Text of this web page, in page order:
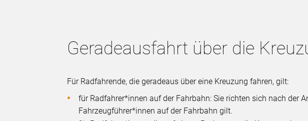
Geradeausfahrt über die
Für Radfahrende, die geradeaus über eine Kreuzung fahren, gilt:
für Radfahrer*innen auf der Fahrbahn: Sie richten sich nach der
Fahrzeugführer*innen auf der Fahrbahn gilt.